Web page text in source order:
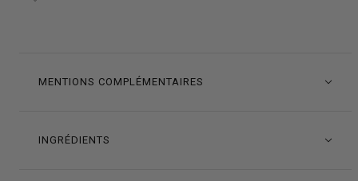
MENTIONS COMPLÉMENTAIRES
INGRÉDIENTS